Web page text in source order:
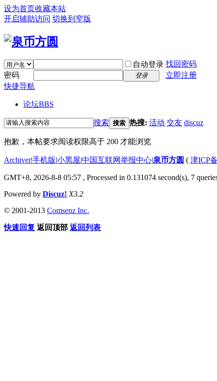
设为首页收藏本站
开启辅助访问 切换到窄版
自动登录 找回密码
密码
登录
立即注册
快捷导航
论坛BBS
搜索 搜索 热搜: 活动 交友 discuz
抱歉，本帖要求阅读权限高于 200 才能浏览
Archiver|手机版|小黑屋|中国互联网举报中心|泉币方圆 ( 津ICP
GMT+8, 2026-8-8 05:57 , Processed in 0.131074 second(s), 7
Powered by Discuz! X3.2
© 2001-2013 Comsenz Inc.
快速回复 返回顶部 返回列表